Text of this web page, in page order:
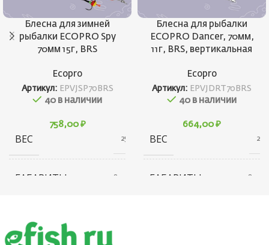
Блесна для зимней
рыбалки ECOPRO Spy
70мм 15г, BRS
Ecopro
Артикул: EPVJSP70BRS
40 в наличии
758,00 ₽
ВЕС 25 г
ГАБАРИТЫ 20 × 20 × 80 см
Блесна для рыбалки
ECOPRO Dancer, 70мм,
11г, BRS, вертикальная
Ecopro
Артикул: EPVJDRT70BRS
40 в наличии
664,00 ₽
ВЕС 21 г
ГАБАРИТЫ 20 × 20 × 80 см